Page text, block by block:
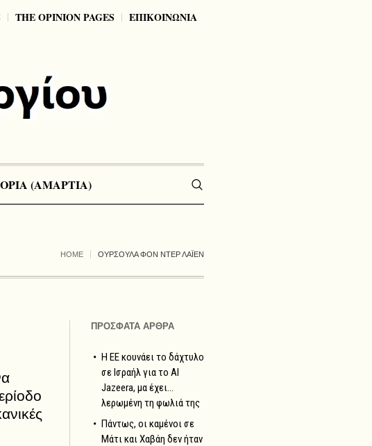
THE OPINION PAGES ΕΠΙΚΟΙΝΩΝΙΑ
(ΑΜΑΡΤΙΑ)
HOME ΟΥΡΣΟΥΛΑ ΦΟΝ ΝΤΕΡ ΛΑΪΕΝ
ΠΡΟΣΦΑΤΑ ΑΡΘΡΑ
Η ΕΕ κουνάει το δάχτυλο
σε Ισραήλ για το Al
Jazeera, μα έχει…
λερωμένη τη φωλιά της
Πάντως, οι καμένοι σε
Μάτι και Χαβάη δεν ήταν